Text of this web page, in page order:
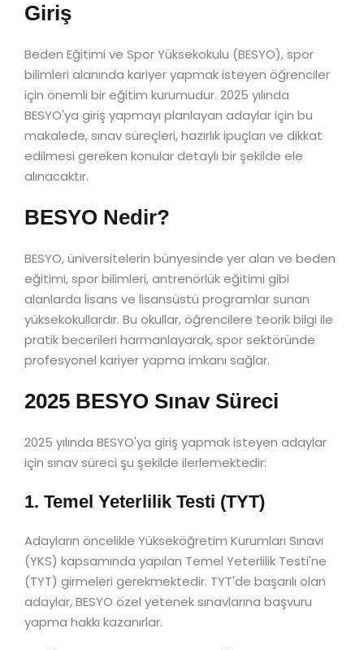
Giriş
Beden Eğitimi ve Spor Yüksekokulu (BESYO), spor
bilimleri alanında kariyer yapmak isteyen öğrenciler
için önemli bir eğitim kurumudur. 2025 yılında
BESYO'ya giriş yapmayı planlayan adaylar için bu
makalede, sınav süreçleri, hazırlık ipuçları ve dikkat
edilmesi gereken konular detaylı bir şekilde ele
alınacaktır.
BESYO Nedir?
BESYO, üniversitelerin bünyesinde yer alan ve beden
eğitimi, spor bilimleri, antrenörlük eğitimi gibi
alanlarda lisans ve lisansüstü programlar sunan
yüksekokullardır. Bu okullar, öğrencilere teorik bilgi ile
pratik becerileri harmanlayarak, spor sektöründe
profesyonel kariyer yapma imkanı sağlar.
2025 BESYO Sınav Süreci
2025 yılında BESYO'ya giriş yapmak isteyen adaylar
için sınav süreci şu şekilde ilerlemektedir:
1. Temel Yeterlilik Testi (TYT)
Adayların öncelikle Yükseköğretim Kurumları Sınavı
(YKS) kapsamında yapılan Temel Yeterlilik Testi'ne
(TYT) girmeleri gerekmektedir. TYT'de başarılı olan
adaylar, BESYO özel yetenek sınavlarına başvuru
yapma hakkı kazanırlar.